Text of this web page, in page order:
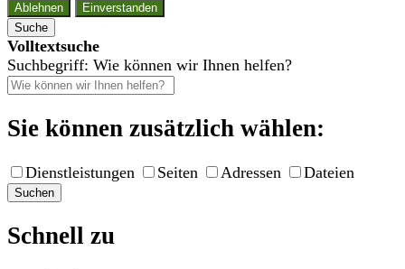
Ablehnen
Einverstanden
Suche
Volltextsuche
Suchbegriff: Wie können wir Ihnen helfen?
Sie können zusätzlich wählen:
Dienstleistungen Seiten Adressen Dateien
Suchen
Schnell zu